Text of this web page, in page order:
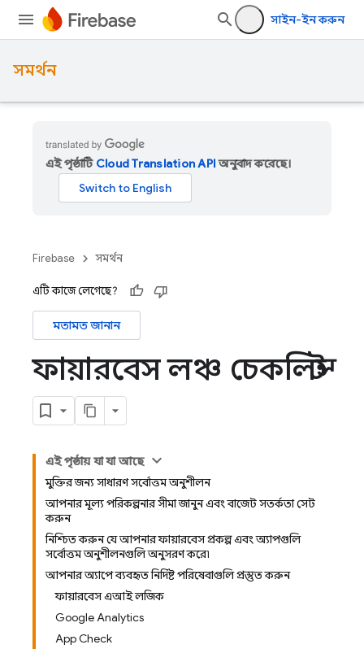
সাইন-ইন করুন
সমর্থন
এই পৃষ্ঠাটি Cloud Translation APIঅনুবাদ করেছে।
Firebase সমর্থন
এটি কাজে লেগেছে?
মতামত জানান
ফায়ারবেস লঞ্চ চেকলিস্ট
এই পৃষ্ঠায় যা যা আছে
মুক্তির জন্য সাধারণ সর্বোত্তম অনুশীলন
আপনার মূল্য পরিকল্পনার সীমা জানুন এবং বাজেট সতর্কতা সেট
করুন
নিশ্চিত করুন যে আপনার ফায়ারবেস প্রকল্প এবং অ্যাপগুলি
সর্বোত্তম অনুশীলনগুলি অনুসরণ করে৷
আপনার অ্যাপে ব্যবহৃত নির্দিষ্ট পরিষেবাগুলি প্রস্তুত করুন
ফায়ারবেস এআই লজিক
Google Analytics
App Check